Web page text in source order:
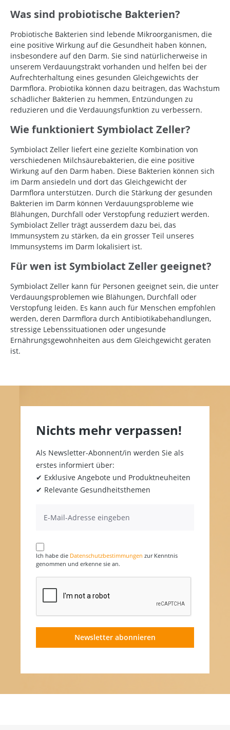
Was sind probiotische Bakterien?
Probiotische Bakterien sind lebende Mikroorganismen, die
eine positive Wirkung auf die Gesundheit haben können,
insbesondere auf den Darm. Sie sind natürlicherweise in
unserem Verdauungstrakt vorhanden und helfen bei der
Aufrechterhaltung eines gesunden Gleichgewichts der
Darmflora. Probiotika können dazu beitragen, das Wachstum
schädlicher Bakterien zu hemmen, Entzündungen zu
reduzieren und die Verdauungsfunktion zu verbessern.
Wie funktioniert Symbiolact Zeller?
Symbiolact Zeller liefert eine gezielte Kombination von
verschiedenen Milchsäurebakterien, die eine positive
Wirkung auf den Darm haben. Diese Bakterien können sich
im Darm ansiedeln und dort das Gleichgewicht der
Darmflora unterstützen. Durch die Stärkung der gesunden
Bakterien im Darm können Verdauungsprobleme wie
Blähungen, Durchfall oder Verstopfung reduziert werden.
Symbiolact Zeller trägt ausserdem dazu bei, das
Immunsystem zu stärken, da ein grosser Teil unseres
Immunsystems im Darm lokalisiert ist.
Für wen ist Symbiolact Zeller geeignet?
Symbiolact Zeller kann für Personen geeignet sein, die unter
Verdauungsproblemen wie Blähungen, Durchfall oder
Verstopfung leiden. Es kann auch für Menschen empfohlen
werden, deren Darmflora durch Antibiotikabehandlungen,
stressige Lebenssituationen oder ungesunde
Ernährungsgewohnheiten aus dem Gleichgewicht geraten
ist.
Nichts mehr verpassen!
Als Newsletter-Abonnent/in werden Sie als
erstes informiert über:
✔ Exklusive Angebote und Produktneuheiten
✔ Relevante Gesundheitsthemen
Ich habe die Datenschutzbestimmungen zur Kenntnis
genommen und erkenne sie an.
Newsletter abonnieren